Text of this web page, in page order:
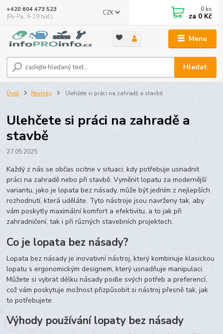
Menu
CZK
Hledat
+420 604 473 523
(Po-Pá, 9-19 hod.)
0 ks
za 0 Kč
Úvod Novinky Ulehčete si práci na zahradě a stavbě
Ulehčete si práci na zahradě a
stavbě
27.05.2025
Každý z nás se občas ocitne v situaci, kdy potřebuje usnadnit
práci na zahradě nebo při stavbě. Vyměnit lopatu za modernější
variantu, jako je lopata bez násady, může být jedním z nejlepších
rozhodnutí, která uděláte. Tyto nástroje jsou navrženy tak, aby
vám poskytly maximální komfort a efektivitu, a to jak při
zahradničení, tak i při různých stavebních projektech.
Co je lopata bez násady?
Lopata bez násady je inovativní nástroj, který kombinuje klasickou
lopatu s ergonomickým designem, který usnadňuje manipulaci.
Můžete si vybrat délku násady podle svých potřeb a preferencí,
což vám poskytuje možnost přizpůsobit si nástroj přesně tak, jak
to potřebujete.
Výhody používání lopaty bez násady